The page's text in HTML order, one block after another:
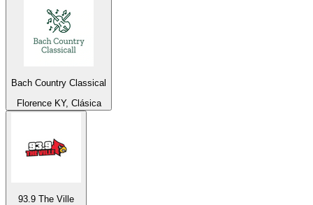
Bach Country Classical
Florence KY, Clásica
93.9 The Ville